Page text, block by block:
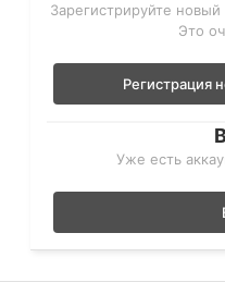
Зарегистрируйте
Это
Регистрация
Уже есть